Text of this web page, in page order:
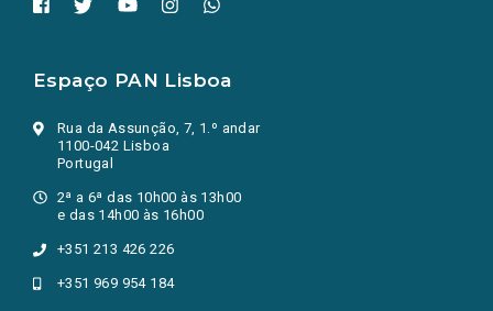
Espaço PAN Lisboa
Rua da Assunção, 7, 1.º andar
1100-042 Lisboa
Portugal
2ª a 6ª das 10h00 às 13h00
e das 14h00 às 16h00
+351 213 426 226
+351 969 954 184